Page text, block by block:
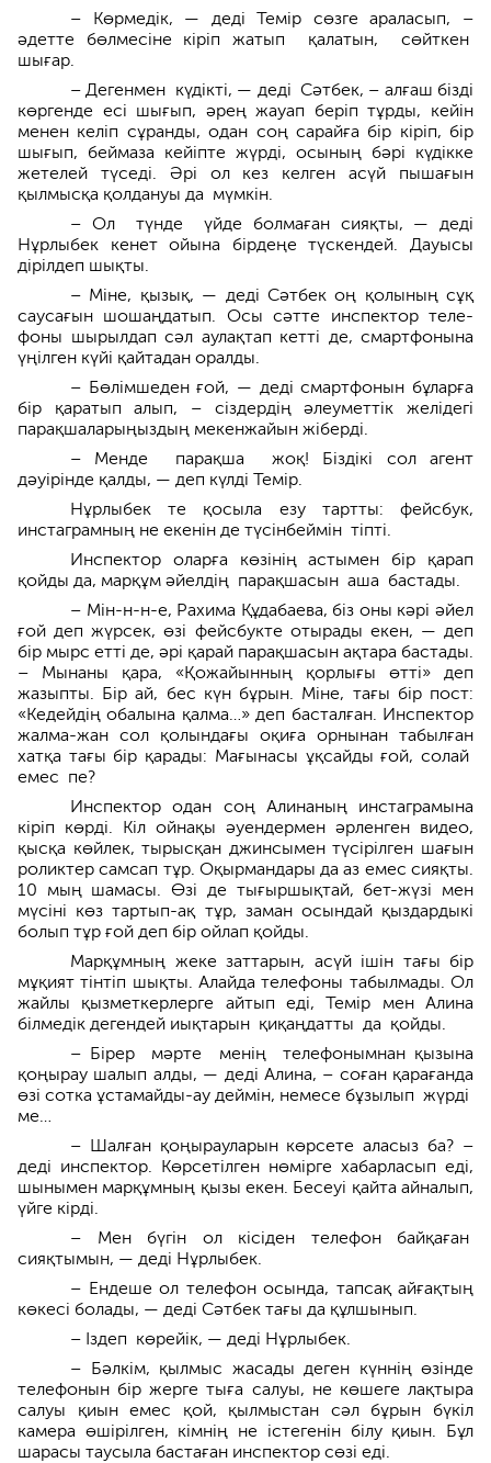
– Көрмедік, — деді Темір сөзге араласып, –
әдетте бөлмесіне кіріп жатып қалатын, сөйткен
шығар.
– Дегенмен күдікті, — деді Сәтбек, – алғаш бізді
көргенде есі шығып, әрең жауап беріп тұрды, кейін
менен келіп сұранды, одан соң сарайға бір кіріп, бір
шығып, беймаза кейіпте жүрді, осының бәрі күдікке
жетелей түседі. Әрі ол кез келген асүй пышағын
қылмысқа қолдануы да мүмкін.
– Ол түнде үйде болмаған сияқ­ты, — деді
Нұрлыбек кенет ойына бірдеңе түскендей. Дауысы
дірілдеп шықты.
– Міне, қызық, — деді Сәтбек оң қолының сұқ
саусағын шошаңдатып. Осы сәтте инспектор теле­
фоны шырыл­дап сәл аулақтап кетті де, смартфонына
үңілген күйі қайтадан оралды.
– Бөлімшеден ғой, — деді смартфо­нын бұларға
бір қаратып алып, – сіздердің әлеуметтік желідегі
парақшаларыңыздың мекенжайын жіберді.
– Менде парақша жоқ! Біздікі сол агент
дәуірінде қалды, — деп күлді Темір.
Нұрлыбек те қосыла езу тартты: фейсбук,
инстаграмның не екенін де түсінбеймін тіпті.
Инспектор оларға көзінің асты­мен бір қарап
қойды да, марқұм әйел­дің парақшасын аша бастады.
– Мін-н-н-е, Рахима Құдабаева, біз оны кәрі әйел
ғой деп жүрсек, өзі фейсбукте отырады екен, — деп
бір мырс етті де, әрі қарай парақшасын ақтара бастады.
– Мынаны қара, «Қожайынның қорлығы өтті» деп
жазыпты. Бір ай, бес күн бұрын. Міне, тағы бір пост:
«Кедейдің обалына қалма…» деп басталған. Инс­пектор
жалма-жан сол қолындағы оқиға орнынан табылған
хатқа тағы бір қарады: Мағынасы ұқсайды ғой, солай
емес пе?
Инспектор одан соң Алинаның инстаграмына
кіріп көрді. Кіл ойна­қы әуендермен әрленген видео,
қыс­қа көйлек, тырысқан джинсымен түсірілген шағын
роликтер самсап тұр. Оқырмандары да аз емес сияқ­ты.
10 мың шамасы. Өзі де тығыршық­тай, бет-жүзі мен
мүсіні көз тартып-ақ тұр, заман осындай қыздардыкі
болып тұр ғой деп бір ойлап қойды.
Марқұмның жеке заттарын, асүй ішін тағы бір
мұқият тінтіп шықты. Алайда телефоны табылмады. Ол
жайлы қызметкерлерге айтып еді, Темір мен Алина
білмедік дегендей иықтарын қиқаңдатты да қойды.
– Бірер мәрте менің телефо­нымнан қызына
қоңырау шалып алды, — деді Алина, – соған қарағанда
өзі сотка ұстамайды-ау деймін, немесе бұзылып жүрді
ме…
– Шалған қоңырауларын көрсете аласыз ба? –
деді инспектор. Көрсетілген нөмірге хабарласып еді,
шыным­ен марқұмның қызы екен. Бесеуі қайта айналып,
үйге кірді.
– Мен бүгін ол кісіден телефон байқаған
сияқтымын, — деді Нұрлыбек.
– Ендеше ол телефон осында, тапсақ айғақтың
көкесі болады, — деді Сәтбек тағы да құлшынып.
– Іздеп көрейік, — деді Нұрлыбек.
– Бәлкім, қылмыс жасады деген күннің өзінде
телефонын бір жерге тыға салуы, не көшеге лақтыра
салуы қиын емес қой, қылмыстан сәл бұрын бүкіл
камера өшірілген, кімнің не істегенін білу қиын. Бұл
шарасы таусыла бастаған инспектор сөзі еді.